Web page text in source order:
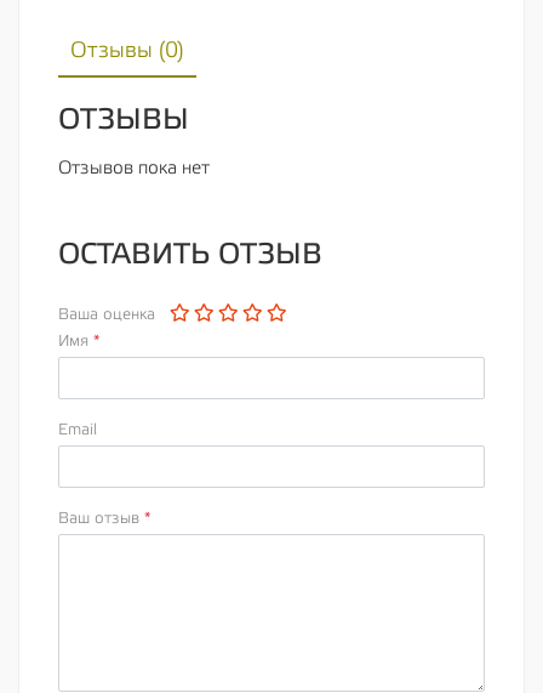
Отзывы (0)
ОТЗЫВЫ
Отзывов пока нет
ОСТАВИТЬ ОТЗЫВ
Ваша оценка
Имя *
Email
Ваш отзыв *